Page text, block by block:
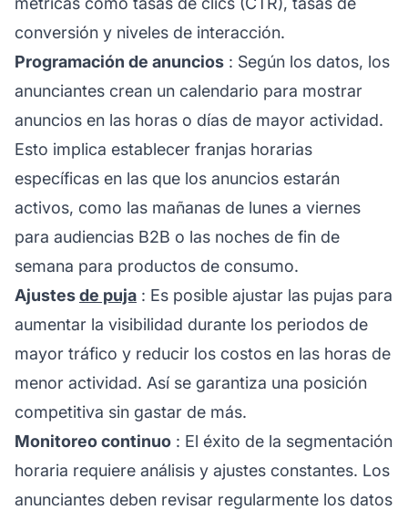
conversión y niveles de interacción.
Programación de anuncios : Según los datos, los
anunciantes crean un calendario para mostrar
anuncios en las horas o días de mayor actividad.
Esto implica establecer franjas horarias
específicas en las que los anuncios estarán
activos, como las mañanas de lunes a viernes
para audiencias B2B o las noches de fin de
semana para productos de consumo.
Ajustesde puja : Es posible ajustar las pujas para
aumentar la visibilidad durante los periodos de
mayor tráfico y reducir los costos en las horas de
menor actividad. Así se garantiza una posición
competitiva sin gastar de más.
Monitoreo continuo : El éxito de la segmentación
horaria requiere análisis y ajustes constantes. Los
anunciantes deben revisar regularmente los datos